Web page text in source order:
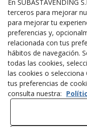
En SUBASTAVENDING
terceros para mejorar
para mejorar tu
preferencias y,
relacionada con tus
hábitos de navegación.
todas las cookies,
las cookies o selecciona
tus preferencias de
consulta nuestra: